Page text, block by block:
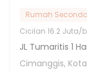
Rumah
Cicilan 16.2 Juta/
JL Tumaritis 1
Cimanggis,